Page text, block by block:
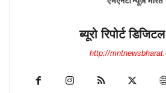
ब्यूरो रिपोर्ट
http://